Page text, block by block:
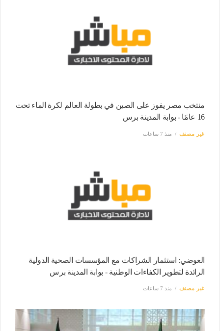
منتخب مصر يفوز على الصين في بطولة العالم لكرة الماء تحت
16 عامًا - بوابة المدينة برس
غير مصنف منذ 7 ساعات
العوضي: استثمار الشراكات مع المؤسسات الصحية الدولية
الرائدة لتطوير الكفاءات الوطنية - بوابة المدينة برس
غير مصنف منذ 7 ساعات